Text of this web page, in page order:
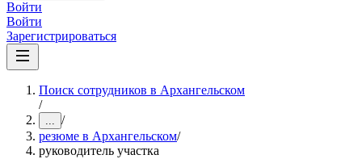
Войти
Войти
Зарегистрироваться
Поиск сотрудников в Архангельском
/
... /
резюме в Архангельском/
руководитель участка